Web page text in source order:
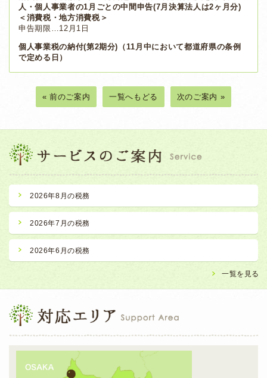
人・個人事業者の1月ごとの中間申告(7月決算法人は2ヶ月分)
＜消費税・地方消費税＞
申告期限…12月1日
個人事業税の納付(第2期分)（11月中において都道府県の条例
で定める日）
« 前のご案内 一覧へもどる 次のご案内 »
2026年8月の税務
2026年7月の税務
2026年6月の税務
一覧を見る